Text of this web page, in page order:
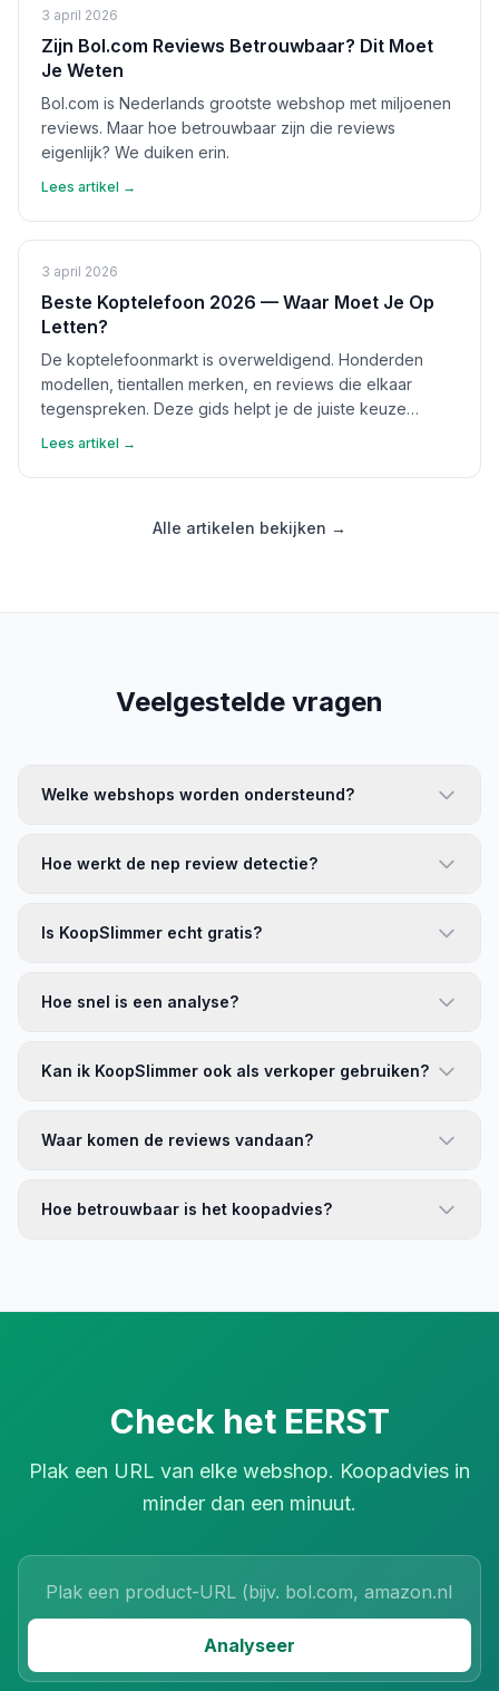
3 april 2026
Zijn Bol.com Reviews Betrouwbaar? Dit Moet
Je Weten
Bol.com is Nederlands grootste webshop met miljoenen
reviews. Maar hoe betrouwbaar zijn die reviews
eigenlijk? We duiken erin.
Lees artikel →
3 april 2026
Beste Koptelefoon 2026 — Waar Moet Je Op
Letten?
De koptelefoonmarkt is overweldigend. Honderden
modellen, tientallen merken, en reviews die elkaar
tegenspreken. Deze gids helpt je de juiste keuze
Lees artikel →
Alle artikelen bekijken →
Veelgestelde vragen
Welke webshops worden ondersteund?
Hoe werkt de nep review detectie?
Is KoopSlimmer echt gratis?
Hoe snel is een analyse?
Kan ik KoopSlimmer ook als verkoper gebruiken?
Waar komen de reviews vandaan?
Hoe betrouwbaar is het koopadvies?
Check het EERST
Plak een URL van elke webshop. Koopadvies in
minder dan een minuut.
Analyseer